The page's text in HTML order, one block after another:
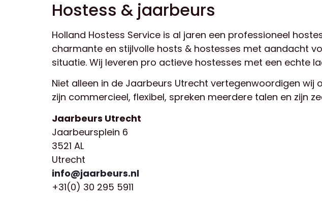
Hostess & jaarbeurs
Holland Hostess Service is al jaren een professioneel
charmante en stijlvolle hosts & hostesses met aandacht
situatie. Wij leveren pro actieve hostesses met een echte
Niet alleen in de Jaarbeurs Utrecht vertegenwoordigen wij
zijn commercieel, flexibel, spreken meerdere talen en zijn
Jaarbeurs Utrecht
Jaarbeursplein 6
3521 AL
Utrecht
info@jaarbeurs.nl
+31(0) 30 295 5911